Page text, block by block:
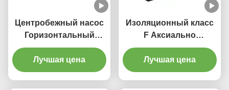
Центробежный насос
Горизонтальный
расщепленный
корпусный насос с
уплотнителем
Лучшая цена
Изоляционный класс
F Аксиально
разделенный
корпусный насос с
дизельным
Лучшая цена